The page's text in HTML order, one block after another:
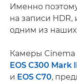
Именно
на записи HDR,
одним из наших
Камеры Cinema
EOS C300 Mark
и EOS C70,